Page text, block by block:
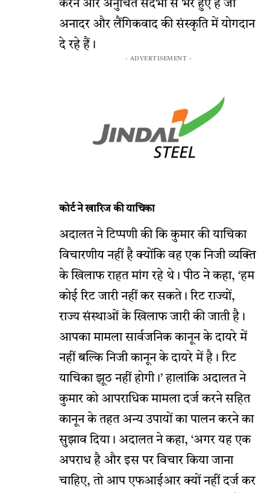
करने और अनुचित संदर्भों से भरे हुए हैं जो
अनादर और लैंगिकवाद की संस्कृति में योगदान
दे रहे हैं।
- ADVERTISEMENT -
कोर्ट ने खारिज की याचिका
अदालत ने टिप्पणी की कि कुमार की याचिका
विचारणीय नहीं है क्योंकि वह एक निजी व्यक्ति
के खिलाफ राहत मांग रहे थे। पीठ ने कहा, ‘हम
कोई रिट जारी नहीं कर सकते। रिट राज्यों,
राज्य संस्थाओं के खिलाफ जारी की जाती है।
आपका मामला सार्वजनिक कानून के दायरे में
नहीं बल्कि निजी कानून के दायरे में है। रिट
याचिका झूठ नहीं होगी।’ हालांकि अदालत ने
कुमार को आपराधिक मामला दर्ज करने सहित
कानून के तहत अन्य उपायों का पालन करने का
सुझाव दिया। अदालत ने कहा, ‘अगर यह एक
अपराध है और इस पर विचार किया जाना
चाहिए, तो आप एफआईआर क्यों नहीं दर्ज कर